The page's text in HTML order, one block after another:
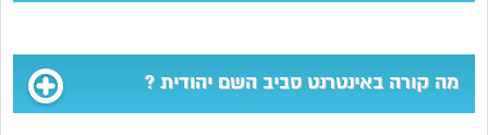
מה קורה באינטרנט סביב השם יהודית ?